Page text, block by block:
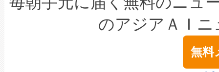
す。「当社のfully-connected
ームを利用すれば、6,000万
きます。この効率性は、フェ
テリー性能の劣化によるダウ
念は、現在データセンターが
ます。 Voltaiq provides a
LiDAR for Inspections,
は1535 nmレーザーを搭載。
イズの小径化を実現すること
のアジアＡＩ
無料